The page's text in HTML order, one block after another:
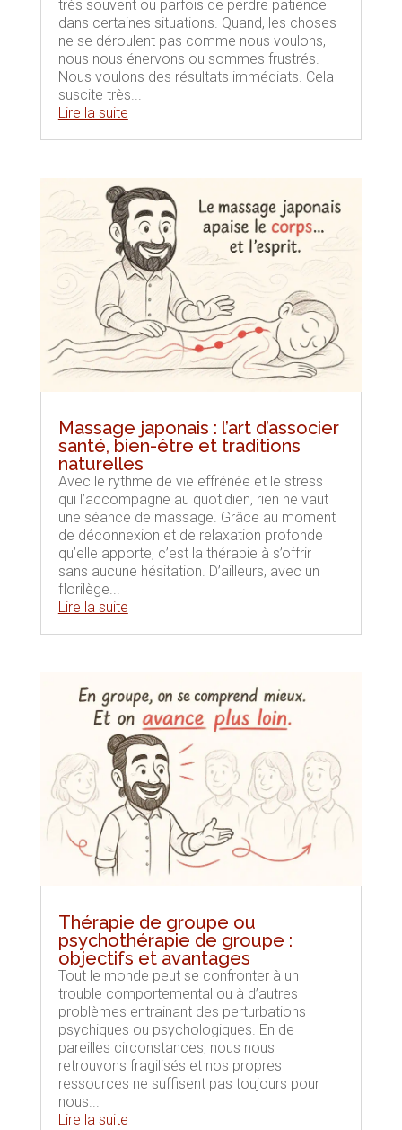
très souvent ou parfois de perdre patience
dans certaines situations. Quand, les choses
ne se déroulent pas comme nous voulons,
nous nous énervons ou sommes frustrés.
Nous voulons des résultats immédiats. Cela
suscite très...
Lire la suite
Massage japonais : l’art d’associer
santé, bien-être et traditions
naturelles
Avec le rythme de vie effrénée et le stress
qui l’accompagne au quotidien, rien ne vaut
une séance de massage. Grâce au moment
de déconnexion et de relaxation profonde
qu’elle apporte, c’est la thérapie à s’offrir
sans aucune hésitation. D’ailleurs, avec un
florilège...
Lire la suite
Thérapie de groupe ou
psychothérapie de groupe :
objectifs et avantages
Tout le monde peut se confronter à un
trouble comportemental ou à d’autres
problèmes entrainant des perturbations
psychiques ou psychologiques. En de
pareilles circonstances, nous nous
retrouvons fragilisés et nos propres
ressources ne suffisent pas toujours pour
nous...
Lire la suite